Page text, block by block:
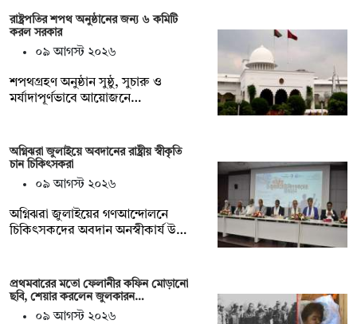
রাষ্ট্রপতির শপথ অনুষ্ঠানের জন্য ৬ কমিটি
করল সরকার
০৯ আগস্ট ২০২৬
শপথগ্রহণ অনুষ্ঠান সুষ্ঠু, সুচারু ও
মর্যাদাপূর্ণভাবে আয়োজনে…
অগ্নিঝরা জুলাইয়ে অবদানের রাষ্ট্রীয় স্বীকৃতি
চান চিকিৎসকরা
০৯ আগস্ট ২০২৬
অগ্নিঝরা জুলাইয়ের গণআন্দোলনে
চিকিৎসকদের অবদান অনস্বীকার্য উ…
প্রথমবারের মতো ফেলানীর কফিন মোড়ানো
ছবি, শেয়ার করলেন জুলকারন…
০৯ আগস্ট ২০২৬